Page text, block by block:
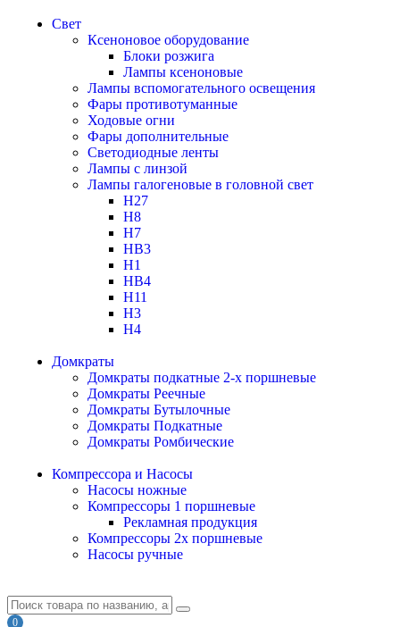
Свет
Ксеноновое оборудование
Блоки розжига
Лампы ксеноновые
Лампы вспомогательного освещения
Фары противотуманные
Ходовые огни
Фары дополнительные
Светодиодные ленты
Лампы с линзой
Лампы галогеновые в головной свет
H27
H8
H7
HB3
H1
HB4
H11
H3
H4
Домкраты
Домкраты подкатные 2-х поршневые
Домкраты Реечные
Домкраты Бутылочные
Домкраты Подкатные
Домкраты Ромбические
Компрессора и Насосы
Насосы ножные
Компрессоры 1 поршневые
Рекламная продукция
Компрессоры 2х поршневые
Насосы ручные
0